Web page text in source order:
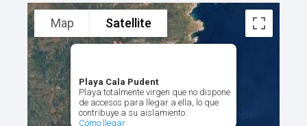
Playa Cala Pudent
Playa totalmente virgen que no dispone
de accesos para llegar a ella, lo que
contribuye a su aislamiento.
Cómo llegar
Map Satellite